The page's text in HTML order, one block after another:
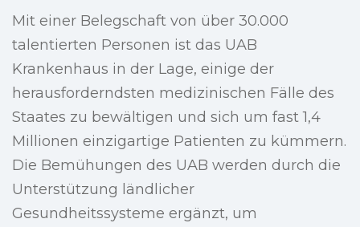
Mit einer Belegschaft von über 30.000
talentierten Personen ist das UAB
Krankenhaus in der Lage, einige der
herausforderndsten medizinischen Fälle des
Staates zu bewältigen und sich um fast 1,4
Millionen einzigartige Patienten zu kümmern.
Die Bemühungen des UAB werden durch die
Unterstützung ländlicher
Gesundheitssysteme ergänzt, um